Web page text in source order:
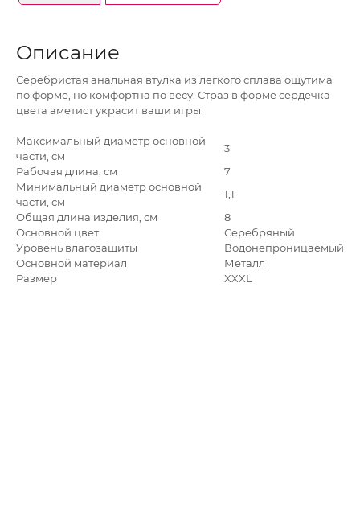
Описание
Серебристая анальная втулка из легкого сплава ощутима
по форме, но комфортна по весу. Страз в форме сердечка
цвета аметист украсит ваши игры.
Максимальный диаметр основной
части, см
3
Рабочая длина, см
7
Минимальный диаметр основной
части, см
1,1
Общая длина изделия, см
8
Основной цвет
Серебряный
Уровень влагозащиты
Водонепроницаемый
Основной материал
Металл
Размер
XXXL